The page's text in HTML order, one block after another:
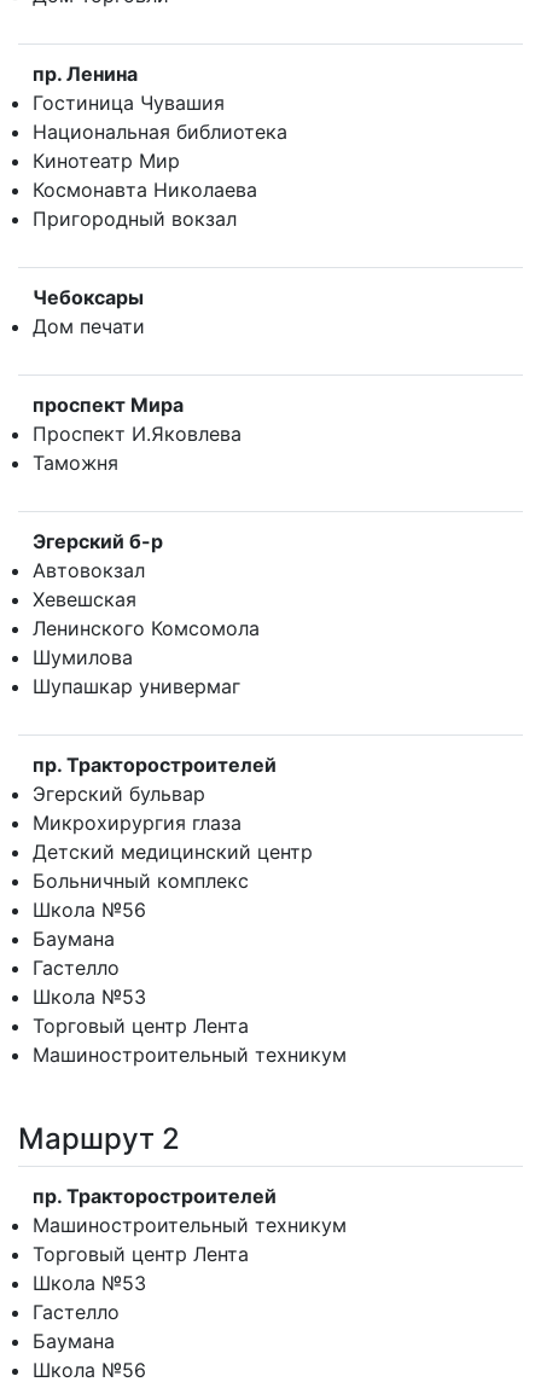
пр. Ленина
Гостиница Чувашия
Национальная библиотека
Кинотеатр Мир
Космонавта Николаева
Пригородный вокзал
Чебоксары
Дом печати
проспект Мира
Проспект И.Яковлева
Таможня
Эгерский б-р
Автовокзал
Хевешская
Ленинского Комсомола
Шумилова
Шупашкар универмаг
пр. Тракторостроителей
Эгерский бульвар
Микрохирургия глаза
Детский медицинский центр
Больничный комплекс
Школа №56
Баумана
Гастелло
Школа №53
Торговый центр Лента
Машиностроительный техникум
Маршрут 2
пр. Тракторостроителей
Машиностроительный техникум
Торговый центр Лента
Школа №53
Гастелло
Баумана
Школа №56